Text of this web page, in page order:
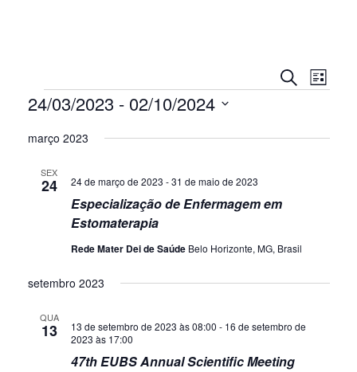
Pesquisa
e
de
Eventos
Procurar
eventos
do
List
Eventos
24/03/2023 - 02/10/2024
a
março 2023
SEX
24
Especialização de Enfermagem em
Estomaterapia
24 de março de 2023 -31 de maio de 2023
Rede Mater Dei de Saúde Belo Horizonte, MG, Brasil
setembro 2023
QUA
13
47th EUBS Annual Scientific Meeting
13 de setembro de 2023 às 08:00 - 16 de setembro de
2023 às 17:00